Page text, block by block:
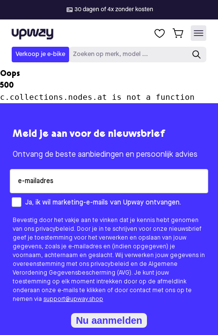
30 dagen of 4x zonder kosten
Upway
Verkoop je e-bike Zoeken op merk, model ...
Oops
500
c.collections.nodes.at is not a function
Meld je aan voor de nieuwsbrief
Ontvang de beste aanbiedingen en persoonlijk advies
How would you like to hear from us?
Ja, ik wil marketing-e-mails van Upway ontvangen.
Bevestig door het vakje aan te vinken dat je kennis hebt genomen
van ons privacybeleid. Door je in te schrijven voor onze nieuwsbrief
geef je toestemming voor het verwerken en opslaan van jouw
gegevens, zoals je e-mailadres en (indien opgegeven) je
voornaam, achternaam en geslacht. Wij verwerken jouw gegevens in
overeenstemming met ons privacybeleid en de Algemene
Verordening Gegevensbescherming (AVG). Je kunt jouw
toestemming op elk moment intrekken door op de afmeldlink
onderaan onze e-mails te klikken of door contact met ons op te
nemen via support@upway.shop
Nu aanmelden